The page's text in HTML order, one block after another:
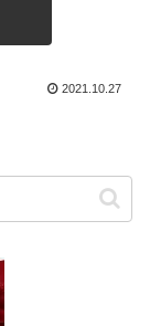
2021.10.27